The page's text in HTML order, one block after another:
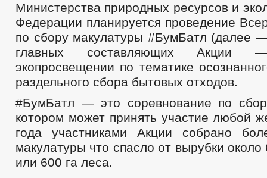
Министерства природных ресурсов и
Федерации планируется проведение
по сбору макулатуры #БумБатл (далее
главных составляющих
экопросвещении по тематике
раздельного сбора бытовых отходов.
#БумБатл — это соревнование по
котором может принять участие любой
года участниками Акции собрано
макулатуры что спасло от вырубки
или 600 га леса.